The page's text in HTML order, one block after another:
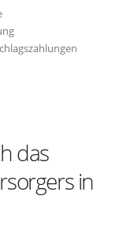
das
in